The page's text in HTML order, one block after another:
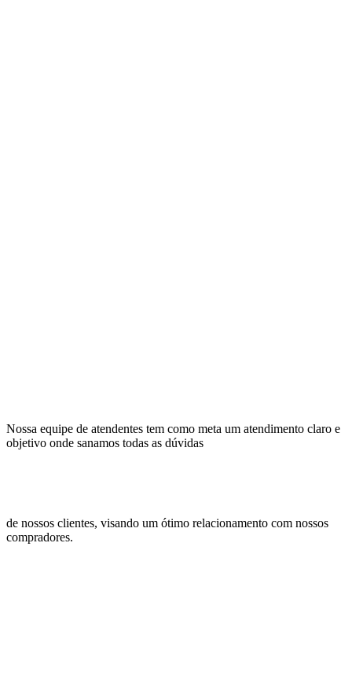
Nossa equipe de atendentes tem como meta um atendimento claro e
objetivo onde sanamos todas as dúvidas
de nossos clientes, visando um ótimo relacionamento com nossos
compradores.